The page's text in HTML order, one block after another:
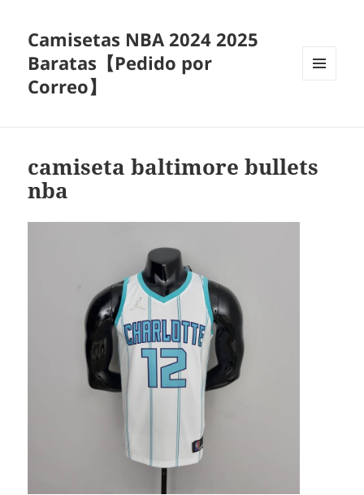
Camisetas NBA 2024 2025
Baratas【Pedido por
Correo】
camiseta baltimore bullets
nba